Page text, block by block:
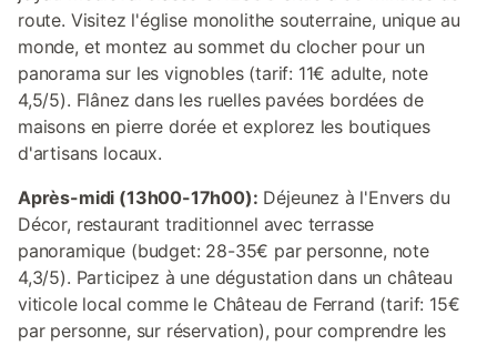
route. Visitez l'église monolithe souterraine, unique au
monde, et montez au sommet du clocher pour un
panorama sur les vignobles (tarif: 11€ adulte, note
4,5/5). Flânez dans les ruelles pavées bordées de
maisons en pierre dorée et explorez les boutiques
d'artisans locaux.
Après-midi (13h00-17h00): Déjeunez à l'Envers du
Décor, restaurant traditionnel avec terrasse
panoramique (budget: 28-35€ par personne, note
4,3/5). Participez à une dégustation dans un château
viticole local comme le Château de Ferrand (tarif: 15€
par personne, sur réservation), pour comprendre les